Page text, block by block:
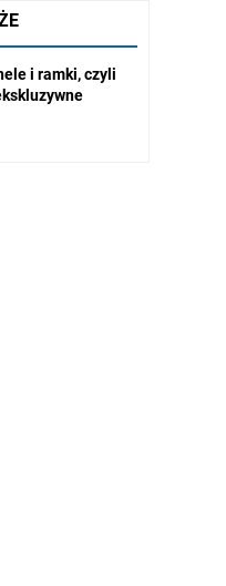
i ramki, czyli